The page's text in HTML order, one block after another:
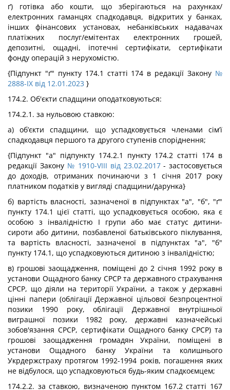
ґ) готівка або кошти, що зберігаються на рахунках/
електронних гаманцях спадкодавця, відкритих у банках,
інших фінансових установах, небанківських надавачах
платіжних послуг/емітентах електронних грошей,
депозитні, ощадні, іпотечні сертифікати, сертифікати
фонду операцій з нерухомістю.
{Підпункт "ґ" пункту 174.1 статті 174 в редакції Закону №
2888-IX від 12.01.2023 }
174.2. Об'єкти спадщини оподатковуються:
174.2.1. за нульовою ставкою:
а) об’єкти спадщини, що успадковується членами сім’ї
спадкодавця першого та другого ступенів споріднення;
{Підпункт "а" підпункту 174.2.1 пункту 174.2 статті 174 в
редакції Закону № 1910-VIII від 23.02.2017- застосовується
до доходів, отриманих починаючи з 1 січня 2017 року
платником податків у вигляді спадщини/дарунка}
б) вартість власності, зазначеної в підпунктах "а", "б", "ґ"
пункту 174.1 цієї статті, що успадковується особою, яка є
особою з інвалідністю I групи або має статус дитини-
сироти або дитини, позбавленої батьківського піклування,
та вартість власності, зазначеної в підпунктах "а", "б"
пункту 174.1, що успадковуються дитиною з інвалідністю;
в) грошові заощадження, поміщені до 2 січня 1992 року в
установи Ощадного банку СРСР та державного страхування
СРСР, що діяли на території України, а також у державні
цінні папери (облігації Державної цільової безпроцентної
позики 1990 року, облігації Державної внутрішньої
виграшної позики 1982 року, державні казначейські
зобов'язання СРСР, сертифікати Ощадного банку СРСР) та
грошові заощадження громадян України, поміщені в
установи Ощадного банку України та колишнього
Укрдержстраху протягом 1992-1994 років, погашення яких
не відбулося, що успадковуються будь-яким спадкоємцем;
174.2.2. за ставкою, визначеною пунктом 167.2 статті 167